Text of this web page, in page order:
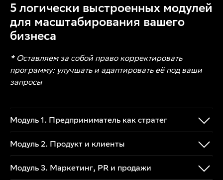
5 логически выстроенных модулей
для масштабирования вашего
бизнеса
* Оставляем за собой право корректировать
программу: улучшать и адаптировать её под ваши
запросы
Модуль 1. Предприниматель как стратег
Модуль 2. Продукт и клиенты
Модуль 3. Маркетинг, PR и продажи